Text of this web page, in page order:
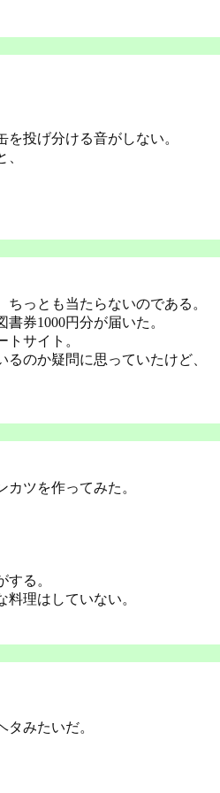
投げ分ける音がしない。
っとも当たらないのである。
券1000円分が届いた。
サイト。
のか疑問に思っていたけど、
カツを作ってみた。
る。
理はしていない。
みたいだ。